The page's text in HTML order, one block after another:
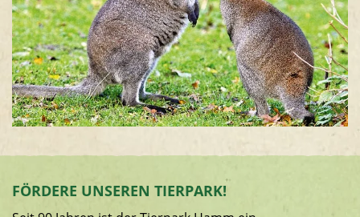
FÖRDERE UNSEREN TIERPARK!